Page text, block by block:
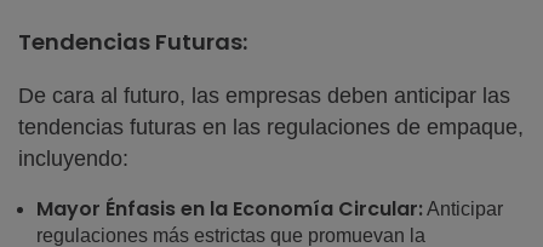
Tendencias Futuras:
De cara al futuro, las empresas deben anticipar las
tendencias futuras en las regulaciones de empaque,
incluyendo:
Mayor Énfasis en la Economía Circular:Anticipar
regulaciones más estrictas que promuevan la